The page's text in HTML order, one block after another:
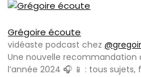
Grégoire écoute
vidéaste podcast chez
Une nouvelle
l’année 2024 🎧 📱 : tous